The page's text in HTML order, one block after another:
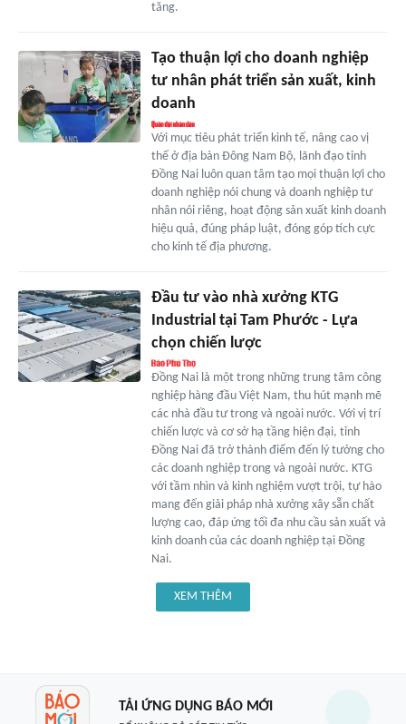
tăng.
Tạo thuận lợi cho doanh nghiệp
tư nhân phát triển sản xuất, kinh
doanh
Với mục tiêu phát triển kinh tế, nâng cao vị
thế ở địa bàn Đông Nam Bộ, lãnh đạo tỉnh
Đồng Nai luôn quan tâm tạo mọi thuận lợi cho
doanh nghiệp nói chung và doanh nghiệp tư
nhân nói riêng, hoạt động sản xuất kinh doanh
hiệu quả, đúng pháp luật, đóng góp tích cực
cho kinh tế địa phương.
Đầu tư vào nhà xưởng KTG
Industrial tại Tam Phước - Lựa
chọn chiến lược
Đồng Nai là một trong những trung tâm công
nghiệp hàng đầu Việt Nam, thu hút mạnh mẽ
các nhà đầu tư trong và ngoài nước. Với vị trí
chiến lược và cơ sở hạ tầng hiện đại, tỉnh
Đồng Nai đã trở thành điểm đến lý tưởng cho
các doanh nghiệp trong và ngoài nước. KTG
với tầm nhìn và kinh nghiệm vượt trội, tự hào
mang đến giải pháp nhà xưởng xây sẵn chất
lượng cao, đáp ứng tối đa nhu cầu sản xuất và
kinh doanh của các doanh nghiệp tại Đồng
Nai.
XEM THÊM
TẢI ỨNG DỤNG BÁO MỚI